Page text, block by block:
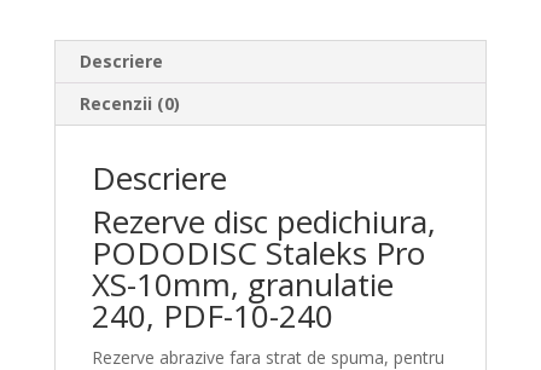
Descriere
Recenzii (0)
Descriere
Rezerve disc pedichiura,
PODODISC Staleks Pro
XS-10mm, granulatie
240, PDF-10-240
Rezerve abrazive fara strat de spuma, pentru